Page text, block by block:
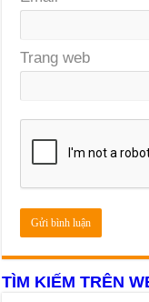
Trang web
TÌM KIẾM TRÊN